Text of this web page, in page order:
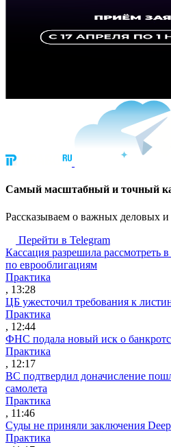
Cамый масштабный и точный
Рассказываем о важных деловых
Перейти в Telegram
Кассация разрешила рассмотреть
по еврооблигациям
Практика
, 13:28
ЦБ ужесточил требования к
Практика
, 12:44
ФНС подала новый иск о
Практика
, 12:17
ВС подтвердил доначисление
самолета
Практика
, 11:46
Суды не приняли заключения
Практика